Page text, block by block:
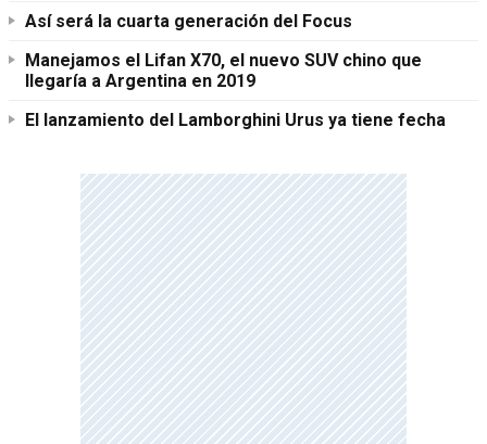
Así será la cuarta generación del Focus
Manejamos el Lifan X70, el nuevo SUV chino que
llegaría a Argentina en 2019
El lanzamiento del Lamborghini Urus ya tiene fecha